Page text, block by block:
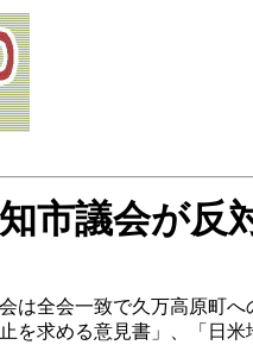
市議会が反
は全会一致で久万高原町
を求める意見書」、「日